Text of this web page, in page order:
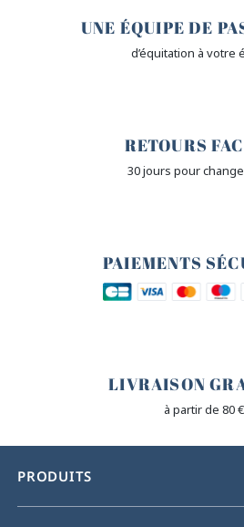
UNE ÉQUIPE DE
d’équitation à votre
RETOURS
30 jours pour
PAIEMENTS
LIVRAISON
à partir de 80 €
PRODUITS